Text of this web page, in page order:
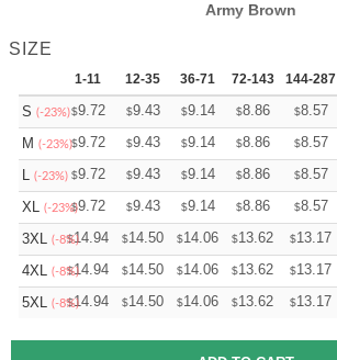
Army Brown
SIZE
1-11 12-35 36-71 72-143 144-287
S (-23%)$9.72 $9.43 $9.14 $8.86 $8.57
M (-23%)$9.72 $9.43 $9.14 $8.86 $8.57
L (-23%) $9.72 $9.43 $9.14 $8.86 $8.57
XL (-23%)
$9.72 $9.43 $9.14 $8.86 $8.57
3XL (-8%)
$14.94 $14.50 $14.06 $13.62 $13.17
4XL (-8%)
$14.94 $14.50 $14.06 $13.62 $13.17
5XL (-8%)
$14.94 $14.50 $14.06 $13.62 $13.17